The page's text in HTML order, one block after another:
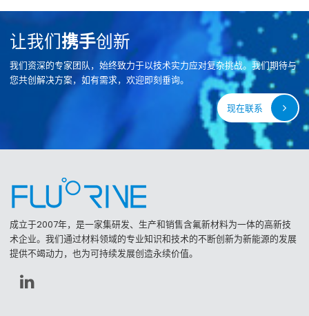
让我们携手创新
我们资深的专家团队，始终致力于以技术实力应对复杂挑战。我们期待与
您共创解决方案，如有需求，欢迎即刻垂询。
现在联系
成立于2007年，是一家集研发、生产和销售含氟新材料为一体的高新技
术企业。我们通过材料领域的专业知识和技术的不断创新为新能源的发展
提供不竭动力，也为可持续发展创造永续价值。